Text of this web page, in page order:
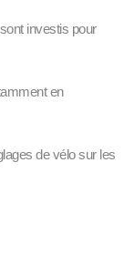
investis pour
en
de vélo sur les